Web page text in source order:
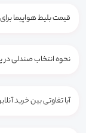
قیمت بلیط هواپیما
نحوه انتخاب صندلی
آیا تفاوتی بین خرید